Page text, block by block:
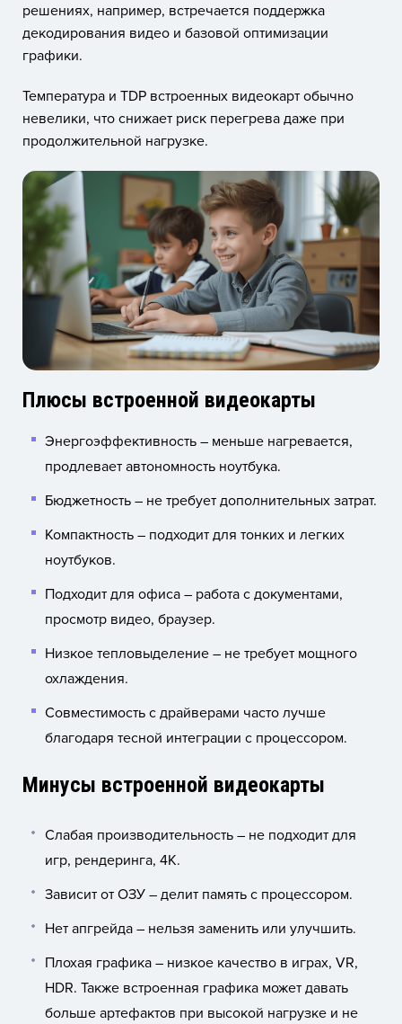
решениях, например, встречается поддержка
декодирования видео и базовой оптимизации
графики.
Температура и TDP встроенных видеокарт обычно
невелики, что снижает риск перегрева даже при
продолжительной нагрузке.
Плюсы встроенной видеокарты
Энергоэффективность – меньше нагревается,
продлевает автономность ноутбука.
Бюджетность – не требует дополнительных затрат.
Компактность – подходит для тонких и легких
ноутбуков.
Подходит для офиса – работа с документами,
просмотр видео, браузер.
Низкое тепловыделение – не требует мощного
охлаждения.
Совместимость с драйверами часто лучше
благодаря тесной интеграции с процессором.
Минусы встроенной видеокарты
Слабая производительность – не подходит для
игр, рендеринга, 4K.
Зависит от ОЗУ – делит память с процессором.
Нет апгрейда – нельзя заменить или улучшить.
Плохая графика – низкое качество в играх, VR,
HDR. Также встроенная графика может давать
больше артефактов при высокой нагрузке и не